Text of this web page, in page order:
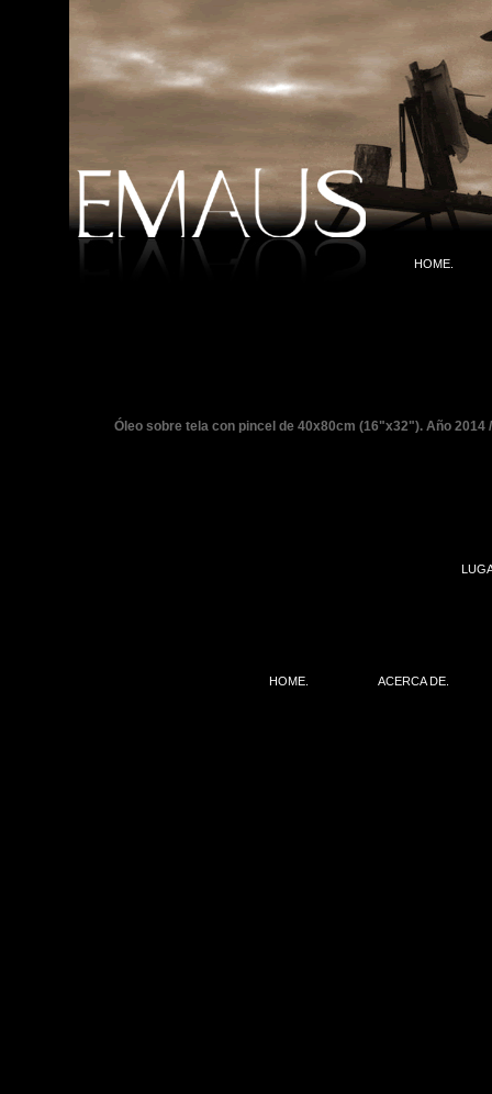
HOME.
Óleo sobre tela con pincel de 40x80cm (16"x32"). Año 2014
HOME. ACERCA DE.